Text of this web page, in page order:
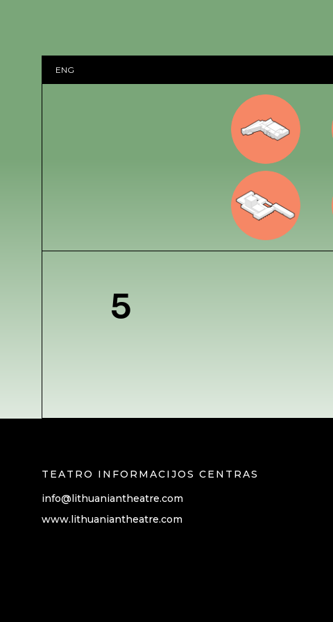
ENG
5
TEATRO INFORMACIJOS CENTRAS
info@lithuaniantheatre.com
www.lithuaniantheatre.com